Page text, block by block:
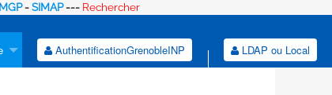
-SIMAP--- Rechercher
AuthentificationGrenobleINP LDAP ou Local